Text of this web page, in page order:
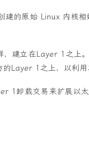
的原始 Linux 内核
建立在Layer 1之上
Layer 1之上，以利用
1卸载交易来扩展以